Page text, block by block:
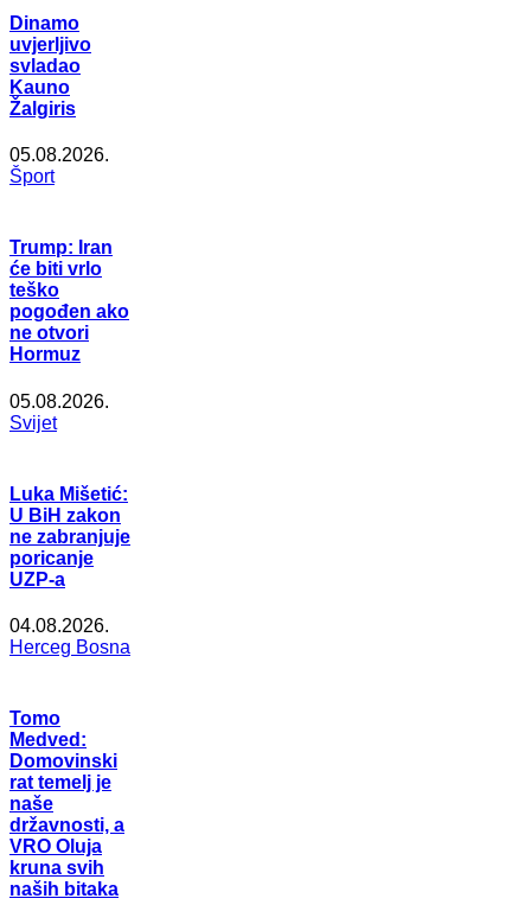
Dinamo
uvjerljivo
svladao
Kauno
Žalgiris
05.08.2026.
Šport
Trump: Iran
će biti vrlo
teško
pogođen ako
ne otvori
Hormuz
05.08.2026.
Svijet
Luka Mišetić:
U BiH zakon
ne zabranjuje
poricanje
UZP-a
04.08.2026.
Herceg Bosna
Tomo
Medved:
Domovinski
rat temelj je
naše
državnosti, a
VRO Oluja
kruna svih
naših bitaka